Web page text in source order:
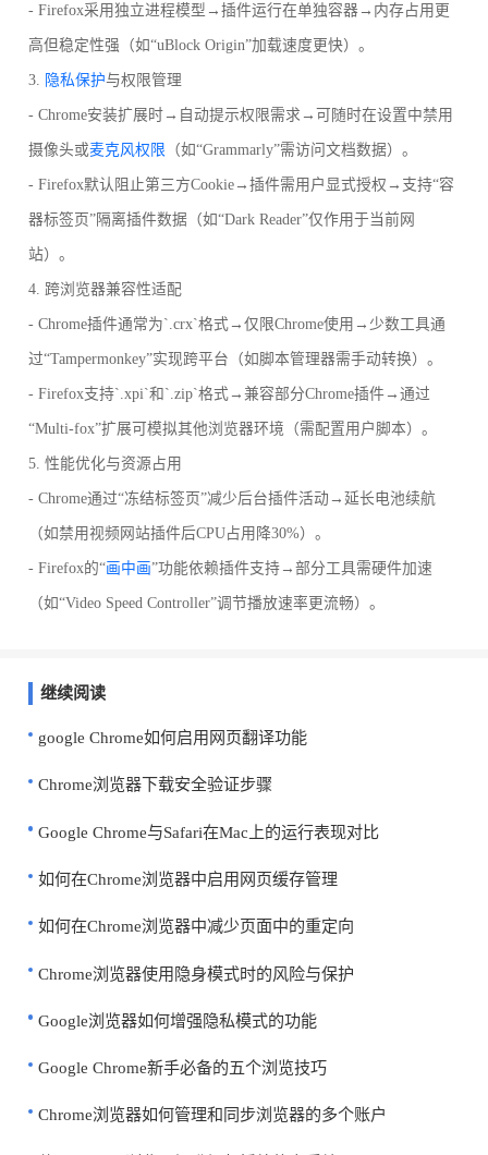
- Firefox采用独立进程模型→插件运行在单独容器→内存占用更
高但稳定性强（如“uBlock Origin”加载速度更快）。
3. 隐私保护与权限管理
- Chrome安装扩展时→自动提示权限需求→可随时在设置中禁用
摄像头或麦克风权限 （如“Grammarly”需访问文档数据）。
- Firefox默认阻止第三方Cookie→插件需用户显式授权→支持“容
器标签页”隔离插件数据（如“Dark Reader”仅作用于当前网
站）。
4. 跨浏览器兼容性适配
- Chrome插件通常为`.crx`格式→仅限Chrome使用→少数工具通
过“Tampermonkey”实现跨平台（如脚本管理器需手动转换）。
- Firefox支持`.xpi`和`.zip`格式→兼容部分Chrome插件→通过
“Multi-fox”扩展可模拟其他浏览器环境（需配置用户脚本）。
5. 性能优化与资源占用
- Chrome通过“冻结标签页”减少后台插件活动→延长电池续航
（如禁用视频网站插件后CPU占用降30%）。
- Firefox的“画中画”功能依赖插件支持→部分工具需硬件加速
（如“Video Speed Controller”调节播放速率更流畅）。
继续阅读
google Chrome如何启用网页翻译功能
Chrome浏览器下载安全验证步骤
Google Chrome与Safari在Mac上的运行表现对比
如何在Chrome浏览器中启用网页缓存管理
如何在Chrome浏览器中减少页面中的重定向
Chrome浏览器使用隐身模式时的风险与保护
Google浏览器如何增强隐私模式的功能
Google Chrome新手必备的五个浏览技巧
Chrome浏览器如何管理和同步浏览器的多个账户